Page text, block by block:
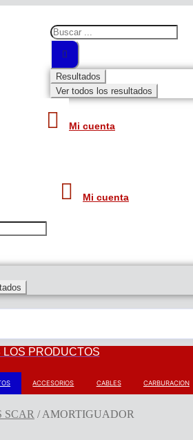
Search
...
Resultados
Ver todos los resultados
Mi cuenta
Mi cuenta
LOS PRODUCTOS
ACCESORIOS CABLES CARBURACION
SCAR /AMORTIGUADOR